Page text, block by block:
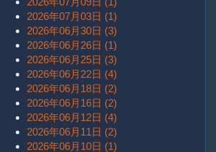
2026年07月03日 (1)
2026年06月30日 (3)
2026年06月26日 (1)
2026年06月25日 (3)
2026年06月22日 (4)
2026年06月18日 (2)
2026年06月16日 (2)
2026年06月12日 (4)
2026年06月11日 (2)
2026年06月10日 (1)